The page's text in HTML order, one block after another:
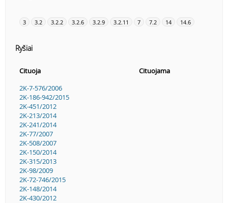
3 3.2 3.2.2 3.2.6 3.2.9 3.2.11 7 7.2 14 14.6
Ryšiai
Cituoja
Cituojama
2K-7-576/2006
2K-186-942/2015
2K-451/2012
2K-213/2014
2K-241/2014
2K-77/2007
2K-508/2007
2K-150/2014
2K-315/2013
2K-98/2009
2K-72-746/2015
2K-148/2014
2K-430/2012